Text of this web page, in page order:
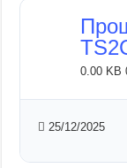
0.00 KB
25/12/2025